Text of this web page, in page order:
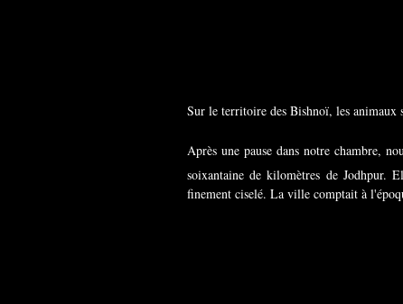
Sur le territoire des Bishnoï, les animaux
Après une pause dans notre chambre,
soixantaine de kilomètres de Jodhpur.
finement ciselé. La ville comptait à